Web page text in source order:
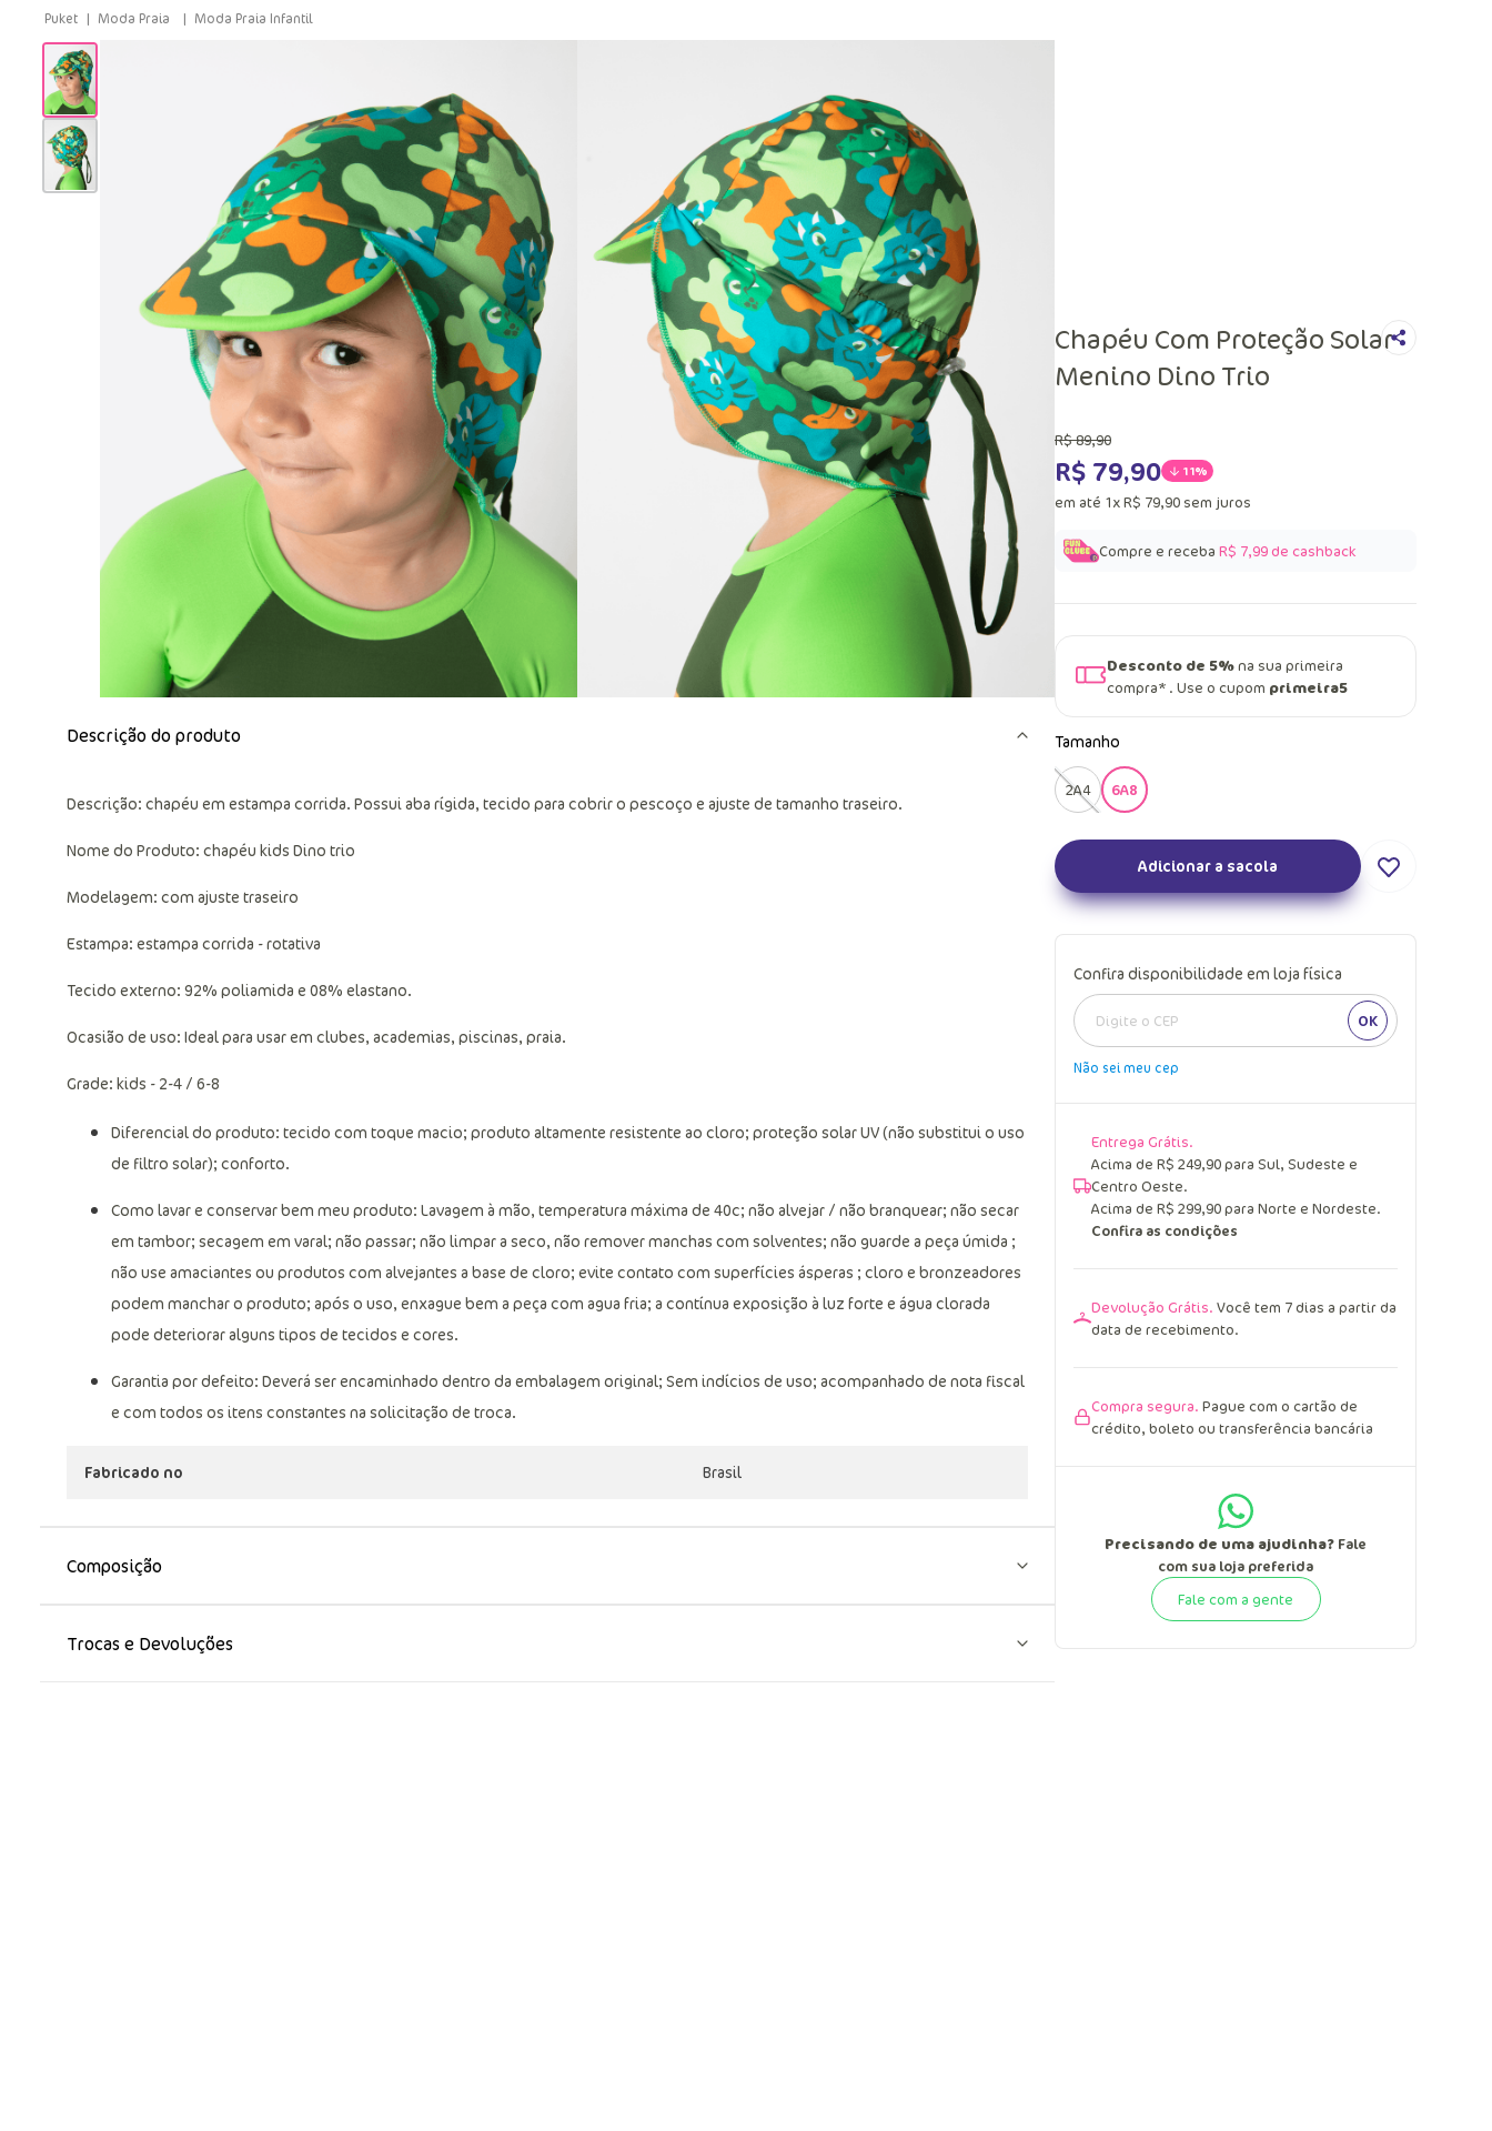
Moda Praia Moda Praia Infantil
Descrição do produto
Descrição: chapéu em estampa corrida. Possui aba rígida, tecido para cobrir o pescoço e ajuste de tamanho traseiro.
Nome do Produto: chapéu kids Dino trio
Modelagem: com ajuste traseiro
Estampa: estampa corrida - rotativa
Tecido externo: 92% poliamida e 08% elastano.
Ocasião de uso: Ideal para usar em clubes, academias, piscinas, praia.
Grade: kids - 2-4 / 6-8
Diferencial do produto: tecido com toque macio; produto altamente resistente ao cloro; proteção solar UV (não substitui o uso
de filtro solar); conforto.
Como lavar e conservar bem meu produto: Lavagem à mão, temperatura máxima de 40c; não alvejar / não branquear; não secar
em tambor; secagem em varal; não passar; não limpar a seco, não remover manchas com solventes; não guarde a peça úmida ;
não use amaciantes ou produtos com alvejantes a base de cloro; evite contato com superfícies ásperas ; cloro e bronzeadores
podem manchar o produto; após o uso, enxague bem a peça com agua fria; a contínua exposição à luz forte e água clorada
pode deteriorar alguns tipos de tecidos e cores.
Garantia por defeito: Deverá ser encaminhado dentro da embalagem original; Sem indícios de uso; acompanhado de nota fiscal
e com todos os itens constantes na solicitação de troca.
Fabricado no Brasil
Composição
Trocas e Devoluções
Chapéu Com Proteção Solar
Menino Dino Trio
R$89,90
R$ 79,90 11%
em até 1xR$ 79,90 sem juros
Compre e receba R$ 7,99de cashback
Desconto de 5%na sua primeira
compra* . Use o cupom primeira5
Tamanho
2A4 6A8
Adicionar a sacola
Confira disponibilidade em loja física
OK
Não sei meu cep
Entrega Grátis.
Acima de R$ 249,90 para Sul, Sudeste e
Centro Oeste.
Acima de R$ 299,90 para Norte e Nordeste.
Confira as condições
Devolução Grátis. Você tem 7 dias a partir da
data de recebimento.
Compra segura. Pague com o cartão de
crédito, boleto ou transferência bancária
Precisando de uma ajudinha? Fale
com sua loja preferida
Fale com a gente